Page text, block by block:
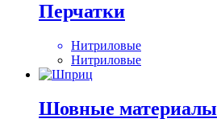
Перчатки
Нитриловые
Нитриловые
Шовные материалы